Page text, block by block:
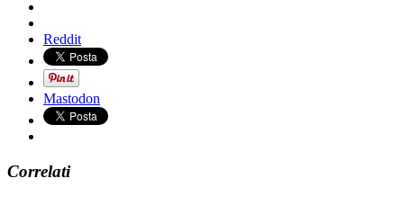
Reddit
Mastodon
Correlati